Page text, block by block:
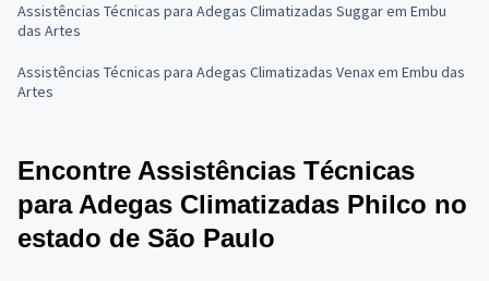
Assistências Técnicas para Adegas Climatizadas Suggar em Embu
das Artes
Assistências Técnicas para Adegas Climatizadas Venax em Embu das
Artes
Encontre Assistências Técnicas
para Adegas Climatizadas Philco no
estado de São Paulo